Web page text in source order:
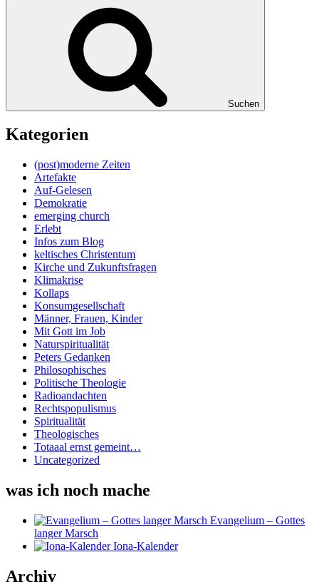
Suchen
Kategorien
(post)moderne Zeiten
Artefakte
Auf-Gelesen
Demokratie
emerging church
Erlebt
Infos zum Blog
keltisches Christentum
Kirche und Zukunftsfragen
Klimakrise
Kollaps
Konsumgesellschaft
Männer, Frauen, Kinder
Mit Gott im Job
Naturspiritualität
Peters Gedanken
Philosophisches
Politische Theologie
Radioandachten
Rechtspopulismus
Spiritualität
Theologisches
Totaaal ernst gemeint…
Uncategorized
was ich noch mache
Evangelium – Gottes
langer Marsch
Iona-Kalender
Archiv